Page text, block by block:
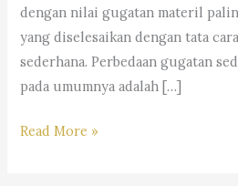
dengan nilai gugatan materil
yang diselesaikan dengan tata
sederhana. Perbedaan gugatan
pada umumnya adalah […]
Alur
Read More »